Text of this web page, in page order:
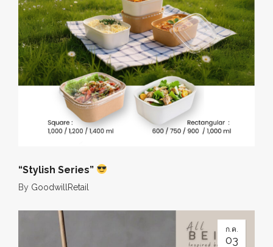
“Stylish Series”
By GoodwillRetail
ก.ค.
03